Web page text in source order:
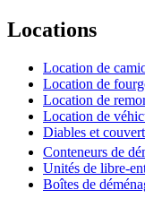
Locations
Location de
Location de
Location de
Location de
Diables et
Conteneurs de
Unités de libre-
Boîtes de